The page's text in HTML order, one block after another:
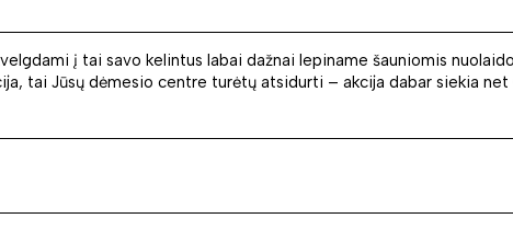
į tai savo kelintus labai dažnai lepiname šauniomis
tai Jūsų dėmesio centre turėtų atsidurti – akcija dabar siekia